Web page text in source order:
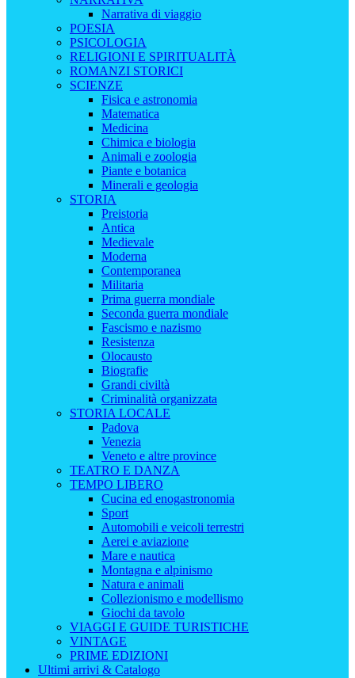
Narrativa di viaggio
POESIA
PSICOLOGIA
RELIGIONI E SPIRITUALITÀ
ROMANZI STORICI
SCIENZE
Fisica e astronomia
Matematica
Medicina
Chimica e biologia
Animali e zoologia
Piante e botanica
Minerali e geologia
STORIA
Preistoria
Antica
Medievale
Moderna
Contemporanea
Militaria
Prima guerra mondiale
Seconda guerra mondiale
Fascismo e nazismo
Resistenza
Olocausto
Biografie
Grandi civiltà
Criminalità organizzata
STORIA LOCALE
Padova
Venezia
Veneto e altre province
TEATRO E DANZA
TEMPO LIBERO
Cucina ed enogastronomia
Sport
Automobili e veicoli terrestri
Aerei e aviazione
Mare e nautica
Montagna e alpinismo
Natura e animali
Collezionismo e modellismo
Giochi da tavolo
VIAGGI E GUIDE TURISTICHE
VINTAGE
PRIME EDIZIONI
Ultimi arrivi & Catalogo